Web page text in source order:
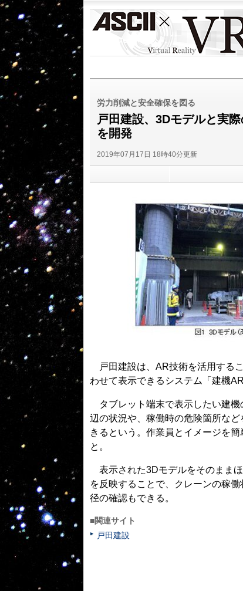
労力削減と安全確保を図る
戸田建設、3Dモデルと実
を開発
2019年07月17日 18時40分更新
戸田建設は、AR技術を活用する
わせて表示できるシステム「建機
タブレット端末で表示したい建機
辺の状況や、稼働時の危険箇所な
きるという。作業員とイメージを
と。
表示された3Dモデルをそのまま
を反映することで、クレーンの稼
径の確認もできる。
■関連サイト
戸田建設